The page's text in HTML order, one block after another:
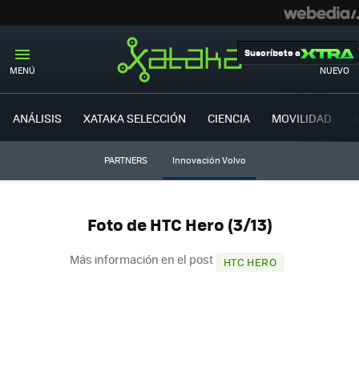
MENÚ NUEVO
Suscríbete a
ANÁLISIS XATAKA SELECCIÓN CIENCIA MOVILIDAD
PARTNERS Innovación Volvo
Foto de HTC Hero (3/13)
Más información en el post HTC HERO